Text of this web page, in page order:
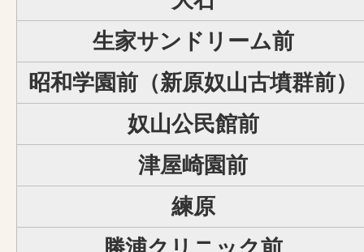
生家サンドリーム前
昭和学園前（新原奴山古墳群前）
奴山公民館前
津屋崎園前
練原